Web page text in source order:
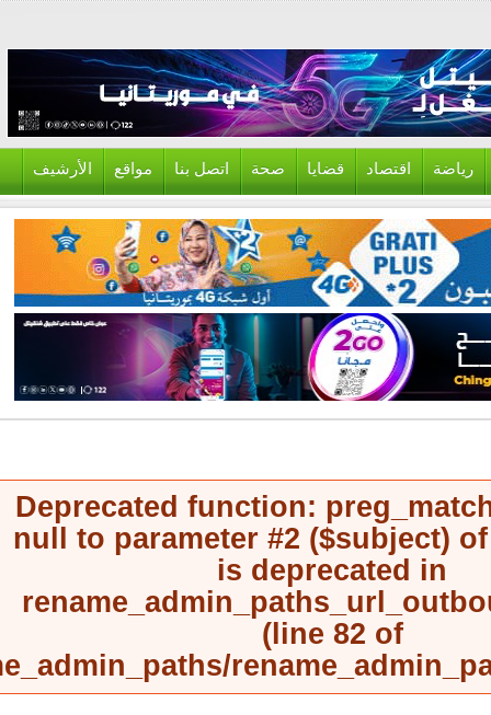
اقتصاد قضايا صحة اتصل بنا مواقع الأرشيف
Deprecated function:
null to parameter #2 ($subject)
is deprecated in
(line82of